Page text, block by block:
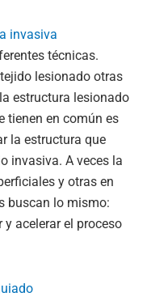
invasiva
técnicas.
lesionado otras
estructura lesionado
tienen en común es
la estructura que
invasiva. A veces la
y otras en
buscan lo mismo:
acelerar el proceso